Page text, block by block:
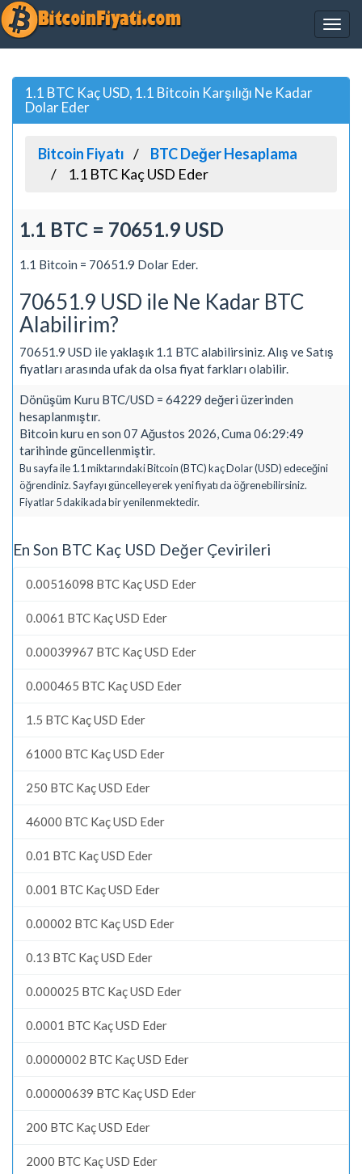
1.1 BTC Kaç USD, 1.1 Bitcoin Karşılığı Ne Kadar
Dolar Eder
Bitcoin Fiyatı
BTC Değer Hesaplama
1.1 BTC Kaç USD Eder
1.1 BTC = 70651.9 USD
1.1 Bitcoin = 70651.9 Dolar Eder.
70651.9 USD ile Ne Kadar BTC
Alabilirim?
70651.9 USD ile yaklaşık 1.1 BTC alabilirsiniz. Alış ve Satış
fiyatları arasında ufak da olsa fiyat farkları olabilir.
Dönüşüm Kuru BTC/USD = 64229 değeri üzerinden
hesaplanmıştır.
Bitcoin kuru en son 07 Ağustos 2026, Cuma 06:29:49
tarihinde güncellenmiştir.
Bu sayfa ile 1.1 miktarındaki Bitcoin (BTC) kaç Dolar (USD) edeceğini
öğrendiniz. Sayfayı güncelleyerek yeni fiyatı da öğrenebilirsiniz.
Fiyatlar 5 dakikada bir yenilenmektedir.
En Son BTC Kaç USD Değer Çevirileri
0.00516098 BTC Kaç USD Eder
0.0061 BTC Kaç USD Eder
0.00039967 BTC Kaç USD Eder
0.000465 BTC Kaç USD Eder
1.5 BTC Kaç USD Eder
61000 BTC Kaç USD Eder
250 BTC Kaç USD Eder
46000 BTC Kaç USD Eder
0.01 BTC Kaç USD Eder
0.001 BTC Kaç USD Eder
0.00002 BTC Kaç USD Eder
0.13 BTC Kaç USD Eder
0.000025 BTC Kaç USD Eder
0.0001 BTC Kaç USD Eder
0.0000002 BTC Kaç USD Eder
0.00000639 BTC Kaç USD Eder
200 BTC Kaç USD Eder
2000 BTC Kaç USD Eder